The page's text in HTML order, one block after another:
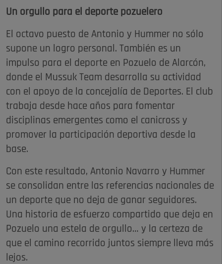
Un orgullo para el deporte pozuelero
El octavo puesto de Antonio y Hummer no sólo
supone un logro personal. También es un
impulso para el deporte en Pozuelo de Alarcón,
donde el Mussuk Team desarrolla su actividad
con el apoyo de la concejalía de Deportes. El club
trabaja desde hace años para fomentar
disciplinas emergentes como el canicross y
promover la participación deportiva desde la
base.
Con este resultado, Antonio Navarro y Hummer
se consolidan entre las referencias nacionales de
un deporte que no deja de ganar seguidores.
Una historia de esfuerzo compartido que deja en
Pozuelo una estela de orgullo… y la certeza de
que el camino recorrido juntos siempre lleva más
lejos.